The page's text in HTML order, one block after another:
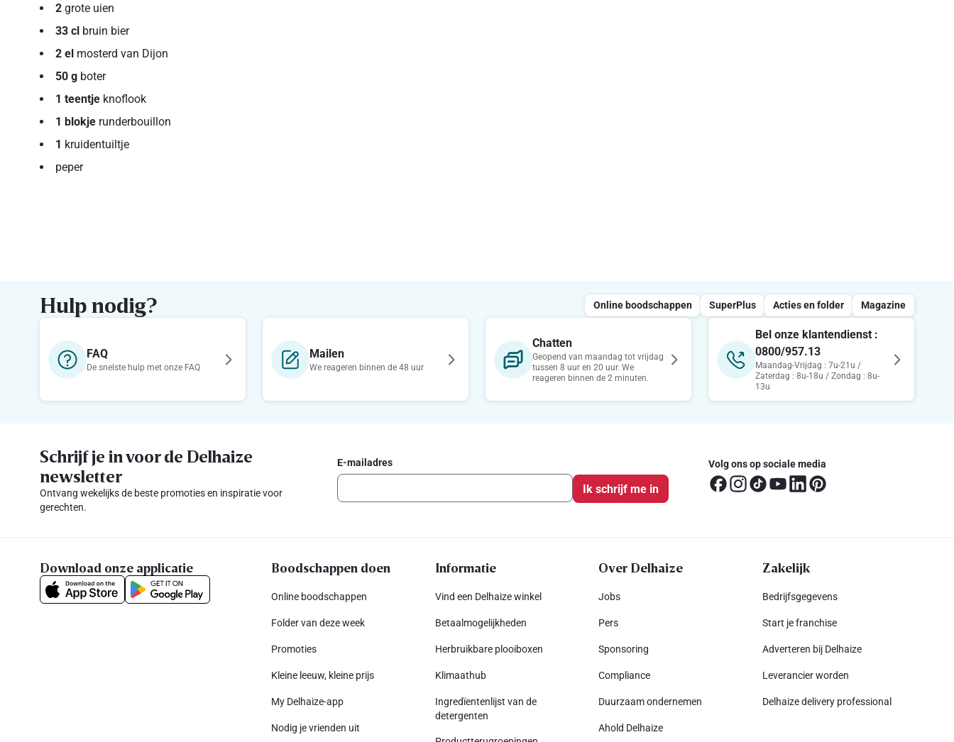
2grote uien
33 cl bruin bier
2 el mosterd van Dijon
50 g boter
1 teentje knoflook
1 blokje runderbouillon
1 kruidentuiltje
peper
Hulp nodig? Online boodschappen SuperPlus Acties en folder Magazine
FAQ
De snelste hulp met onze FAQ
Mailen
We reageren binnen de 48 uur
Chatten
Geopend van maandag tot vrijdag
tussen 8 uur en 20 uur. We
reageren binnen de 2 minuten.
Bel onze klantendienst :
0800/957.13
Maandag-Vrijdag : 7u-21u /
Zaterdag : 8u-18u / Zondag : 8u-
13u
Schrijf je in voor de Delhaize
newsletter
Ontvang wekelijks de beste promoties en inspiratie voor
gerechten.
E-mailadres
Ik schrijf me in
Volg ons op sociale media
Download onze applicatie Boodschappen doen
Online boodschappen
Folder van deze week
Promoties
Kleine leeuw, kleine prijs
My Delhaize-app
Nodig je vrienden uit
Informatie
Vind een Delhaize winkel
Betaalmogelijkheden
Herbruikbare plooiboxen
Klimaathub
Ingredïentenlijst van de
detergenten
Over Delhaize
Jobs
Pers
Sponsoring
Compliance
Duurzaam ondernemen
Ahold Delhaize
Zakelijk
Bedrijfsgegevens
Start je franchise
Adverteren bij Delhaize
Leverancier worden
Delhaize delivery professional